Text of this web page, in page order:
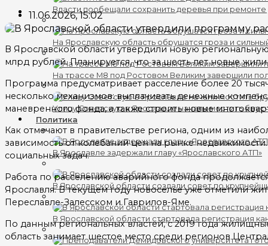
Власти пообещали сохранить деревья при
На Ярославскую область обрушатся гроза и
На трассе М8 под Ростовом Великим завершили
Улицу Советскую в Ярославле начали мостить
Политика
В Ярославле задержали главу «Ярославского АТП»
В Ярославской области создали совет по
В Ярославской области стартовала регистрация
11.06.2026, 15:02
В Ярославской области утвердили новую
млрд рублей. Планируется, что за шесть лет новые
Программа предусматривает расселение более 20
несколько механизмов: выплачивать денежные
маневренного фонда, а также строить новые
Как отмечают в правительстве региона, одним из
зависимость от колебаний цен на рынке
социальных задач.
Работа по расселению аварийного фонда
Ярославля. В текущем году новоселье уже отметили
Переславле-Залесском и Гаврилов-Яме.
По данным региональных властей, с 2019 года
область занимает шестое место среди регионов